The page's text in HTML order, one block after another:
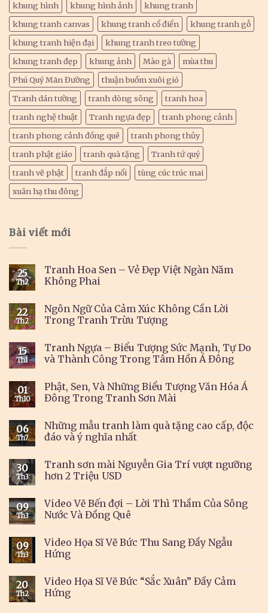
khung hình
khung hình ảnh
khung tranh
khung tranh canvas
khung tranh cổ điển
khung tranh gỗ
khung tranh hiện đại
khung tranh treo tường
khung tranh đẹp
khung ảnh Mào gà
mùa thu
Phú Quý Mãn Đường
thuận buồm xuôi gió
Tranh dán tường
tranh dòng sông
tranh hoa
tranh nghệ thuật
Tranh ngựa đẹp
tranh phong cảnh
tranh phong cảnh đồng quê
tranh phong thủy
tranh phật giáo
tranh quà tặng
Tranh tứ quý
tranh vẽ phật
tranh đắp nổi
tùng cúc trúc mai
xuân hạ thu đông
Bài viết mới
25
Th2
Tranh Hoa Sen – Vẻ Đẹp Việt Ngàn Năm
Không Phai
22
Th2
Ngôn Ngữ Của Cảm Xúc Không Cần Lời
Trong Tranh Trừu Tượng
15
Th1
Tranh Ngựa – Biểu Tượng Sức Mạnh, Tự Do
và Thành Công Trong Tâm Hồn Á Đông
01
Th10
Phật, Sen, Và Những Biểu Tượng Văn Hóa Á
Đông Trong Tranh Sơn Mài
06
Th7
Những mẫu tranh làm quà tặng cao cấp, độc
đáo và ý nghĩa nhất
30
Th3
Tranh sơn mài Nguyễn Gia Trí vượt ngưỡng
hơn 2 Triệu USD
09
Th3
Video Vẽ Bến đợi – Lời Thì Thầm Của Sông
Nước Và Đồng Quê
09
Th3
Video Họa Sĩ Vẽ Bức Thu Sang Đầy Ngẫu
Hứng
20
Th2
Video Họa Sĩ Vẽ Bức “Sắc Xuân” Đầy Cảm
Hứng